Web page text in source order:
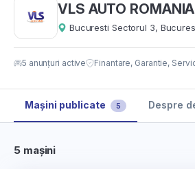
VLS AUTO ROMANIA
Bucuresti Sectorul 3,
5 anunțuri active Finantare, Garantie,
Mașini publicate 5 Despre
5 mașini